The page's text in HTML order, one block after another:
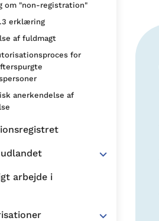
om "non-registration"
erklæring
af fuldmagt
for
anerkendelse af
arbejde i